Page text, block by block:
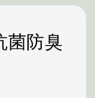
菌防臭